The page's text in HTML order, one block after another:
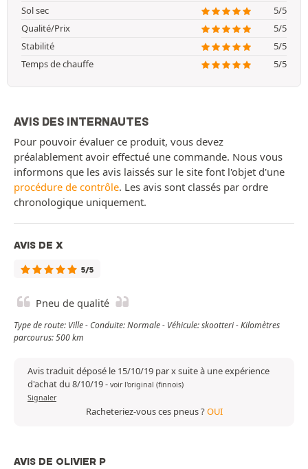
Sol sec
5/5
Qualité/Prix
5/5
Stabilité
5/5
Temps de chauffe
5/5
AVIS DES INTERNAUTES
Pour pouvoir évaluer ce produit, vous devez
préalablement avoir effectué une commande. Nous vous
informons que les avis laissés sur le site font l'objet d'une
procédure de contrôle. Les avis sont classés par ordre
chronologique uniquement.
AVIS DE X
5/5
Pneu de qualité
Type de route: Ville - Conduite: Normale - Véhicule: skootteri - Kilomètres
parcourus: 500 km
Avis traduit déposé le 15/10/19 par x suite à une expérience
d'achat du 8/10/19- voir l'original (finnois)
Signaler
Racheteriez-vous ces pneus ?OUI
AVIS DE OLIVIER P